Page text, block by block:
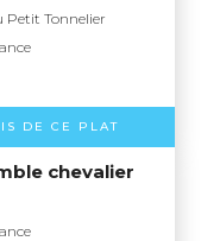
Petit Tonnelier
DE CE PLAT
chevalier